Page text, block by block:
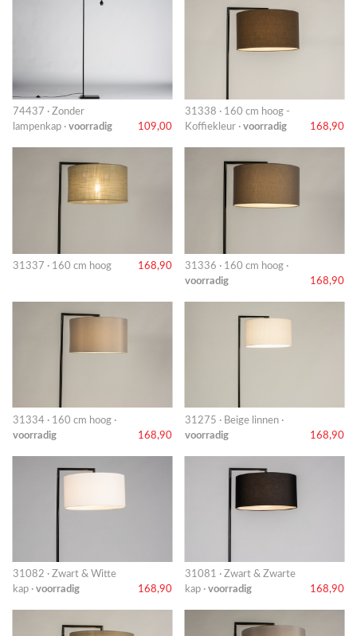
74437 · Zonder
lampenkap · voorradig 109,00
31338 · 160 cm hoog -
Koffiekleur · voorradig 168,90
31337 · 160 cm hoog 168,90
31336 · 160 cm hoog ·
voorradig
168,90
31334 · 160 cm hoog ·
voorradig
168,90
31275 · Beige linnen ·
voorradig
168,90
31082 · Zwart & Witte
kap · voorradig 168,90
31081 · Zwart & Zwarte
kap · voorradig 168,90